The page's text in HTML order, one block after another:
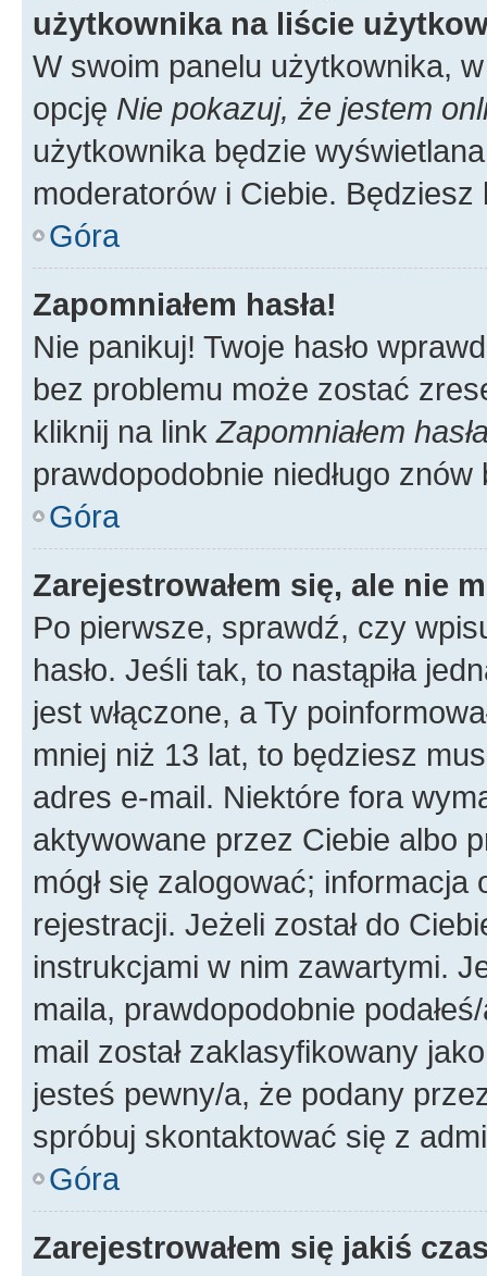
użytkownika na liście
W swoim panelu użytkownika,
opcję Nie pokazuj, że jestem
użytkownika będzie
moderatorów i Ciebie.
Góra
Zapomniałem hasła!
Nie panikuj! Twoje hasło
bez problemu może zostać
kliknij na link Zapomniałem
prawdopodobnie niedługo
Góra
Zarejestrowałem się, ale nie
Po pierwsze, sprawdź, czy
hasło. Jeśli tak, to nastąpiła
jest włączone, a Ty
mniej niż 13 lat, to będziesz
adres e-mail. Niektóre fora
aktywowane przez Ciebie albo
mógł się zalogować;
rejestracji. Jeżeli został do
instrukcjami w nim zawartymi.
maila, prawdopodobnie
mail został zaklasyfikowany
jesteś pewny/a, że podany
spróbuj skontaktować się z
Góra
Zarejestrowałem się jakiś